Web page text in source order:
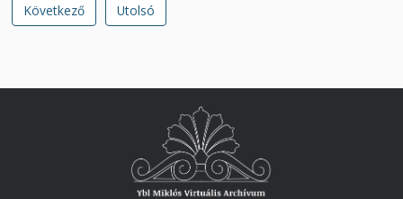
Következő
oldal
Következő
Utolsó
oldal
Utolsó